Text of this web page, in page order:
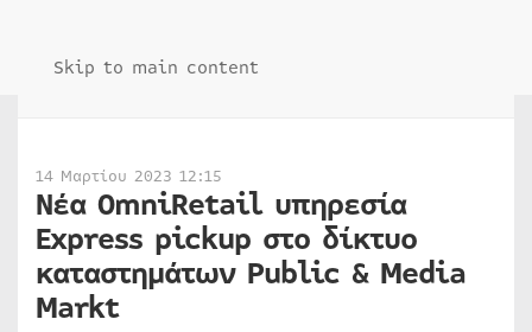
Skip to main content
14 Μαρτίου 2023 12:15
Νέα OmniRetail υπηρεσία
Express pickup στο δίκτυο
καταστημάτων Public & Media
Markt